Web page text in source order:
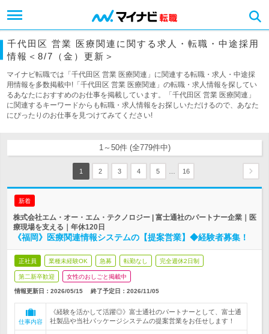
千代田区 営業 医療関連に関する求人・転職・中途採用
情報＜8/7（金）更新＞
マイナビ転職では「千代田区 営業 医療関連」に関連する転職・求人・中途採
用情報を多数掲載中!「千代田区 営業 医療関連」の転職・求人情報を探してい
るあなたにおすすめのお仕事を掲載しています。「千代田区 営業 医療関連」
に関連するキーワードからも転職・求人情報をお探しいただけるので、あなた
にぴったりのお仕事を見つけてみてください!
1～50件 (全779件中)
1 2 3 4 5 16
新着
株式会社エム・オー・エム・テクノロジー | 富士通社のパートナー企業｜医
療現場を支える｜年休120日
《福岡》医療関連情報システムの【提案営業】◆経験者募集！
正社員 業種未経験OK 急募 転勤なし 完全週休2日制
第二新卒歓迎 女性のおしごと掲載中
情報更新日：2026/05/15 終了予定日： 2026/11/05
仕事内容
《経験を活かして活躍◎》富士通社のパートナーとして、富士通
社製品や当社パッケージシステムの提案営業をお任せします！